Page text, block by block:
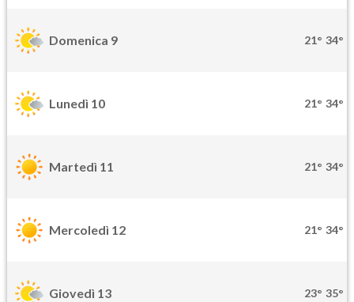
Domenica 9 21° 34°
Lunedì 10 21° 34°
Martedì 11 21° 34°
Mercoledì 12 21° 34°
Giovedì 13 23° 35°